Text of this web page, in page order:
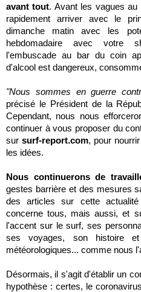
avant tout. Avant les vagues
rapidement arriver avec le
dimanche matin avec les
hebdomadaire avec votre
l'embuscade au bar du coin
d'alcool est dangereux,
"Nous sommes en guerre
précisé le Président de la
Cependant, nous nous
continuer à vous proposer du
sur surf-report.com, pour
les idées.
Nous continuerons de
gestes barrière et des mesures
des articles sur cette
concerne tous, mais aussi, et
l'accent sur le surf, ses
ses voyages, son histoire
météorologiques... comme nous
Désormais, il s'agit d'établir un
hypothèse : certes, le